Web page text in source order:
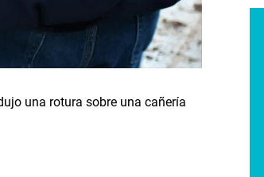
una rotura sobre una cañería